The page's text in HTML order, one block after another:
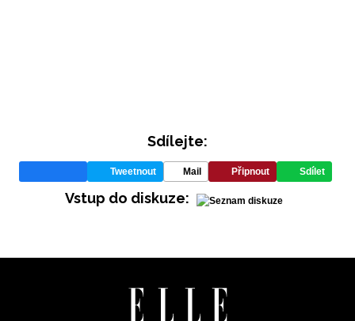
INFORMACE
REDAKCE
Sdílejte:
Tweetnout Mail Připnout Sdílet
Vstup do diskuze: